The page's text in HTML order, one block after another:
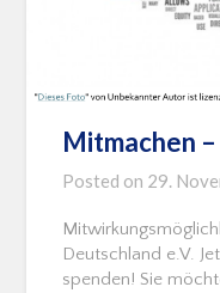
Mitmachen
Posted on 29.
Deutschland e.V.
spenden! Sie